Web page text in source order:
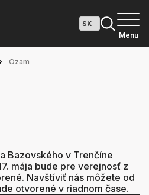
Menu
Ozam
Bazovského v Trenčíne
mája bude pre verejnosť z
Navštíviť nás môžete od
otvorené v riadnom čase.